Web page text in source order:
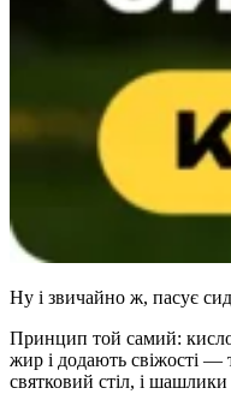
Ну і звичайно ж, пасує
Принцип той самий:
жир і додають свіжості
святковий стіл, і